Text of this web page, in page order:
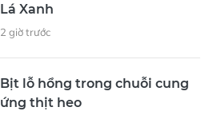
Lá Xanh
2 giờ trước
Bịt lỗ hổng trong chuỗi cung
ứng thịt heo